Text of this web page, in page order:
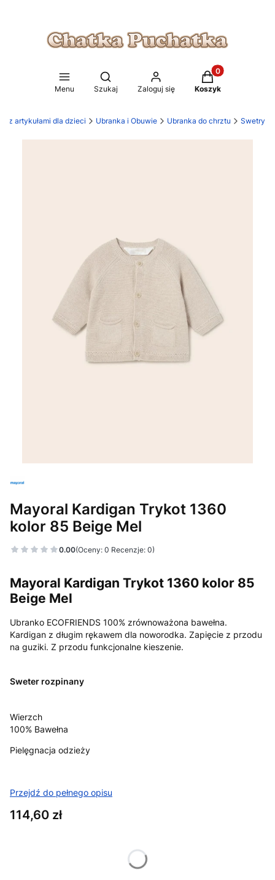
Menu
Otwórz wyszukiwarkę
Szukaj Zaloguj się
Produkty w
Koszyk
z artykułami dla dzieci Ubranka i Obuwie Ubranka do chrztu Swetry
Mayoral Kardigan Trykot 1360
kolor 85 Beige Mel
0.00(Oceny: 0 Recenzje: 0)
Mayoral Kardigan Trykot 1360 kolor 85
Beige Mel
Ubranko ECOFRIENDS 100% zrównoważona bawełna.
Kardigan z długim rękawem dla noworodka. Zapięcie z przodu
na guziki. Z przodu funkcjonalne kieszenie.
Sweter rozpinany
Wierzch
100% Bawełna
Pielęgnacja odzieży
Przejdź do pełnego opisu
Cena
114,60 zł
Poszczególne warianty mogą różnić się ceną